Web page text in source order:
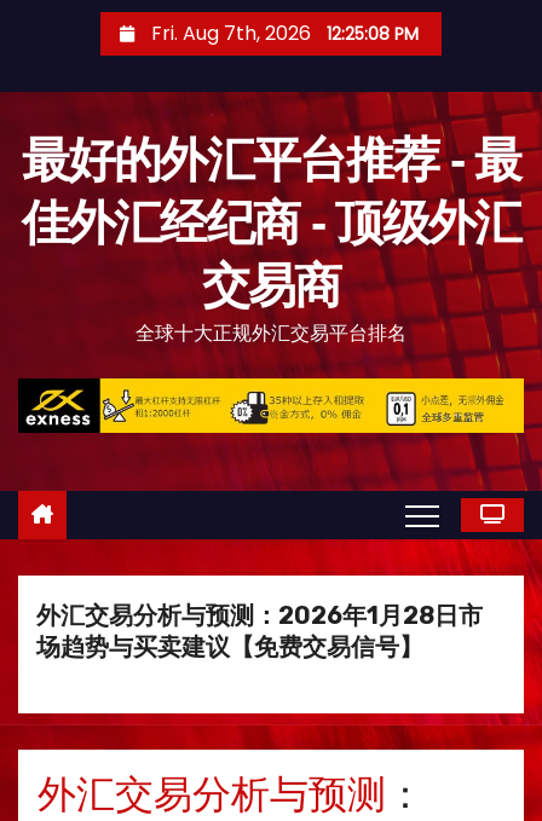
Fri. Aug 7th, 2026 12:25:09 PM
最好的外汇平台推荐 - 最
佳外汇经纪商 - 顶级外汇
交易商
全球十大正规外汇交易平台排名
外汇交易分析与预测：2026年1月28日市
场趋势与买卖建议【免费交易信号】
外汇交易分析与预测 ：